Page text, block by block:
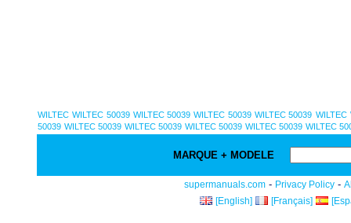
WILTEC WILTEC 50039 WILTEC 50039 WILTEC 50039 WILTEC 50039 WILTEC
50039 WILTEC 50039 WILTEC 50039 WILTEC 50039 WILTEC 50039 WILTEC
MARQUE + MODELE
supermanuals.com - Privacy Policy -
[English]
[Français]